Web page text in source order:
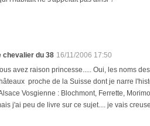
chevalier du 38 16/11/2006 17:50
avez raison princesse..... Oui, les noms
proche de la Suisse dont je narre
Vosgienne : Blochmont, Ferrette,
j'ai peu de livre sur ce sujet.... je vais